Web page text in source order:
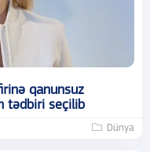
qanunsuz
tədbiri seçilib
Dünya